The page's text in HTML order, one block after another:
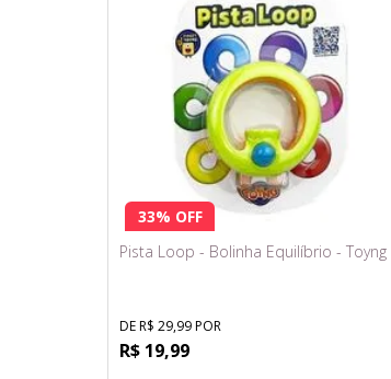
33% OFF
Pista Loop - Bolinha Equilíbrio - Toyng
DE R$ 29,99 POR
R$ 19,99